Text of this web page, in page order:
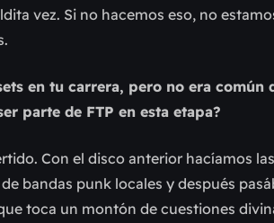
vez. Si no hacemos eso, no
en tu carrera, pero no era
parte de FTP en esta etapa?
Con el disco anterior hacíamos
bandas punk locales y después
toca un montón de cuestiones